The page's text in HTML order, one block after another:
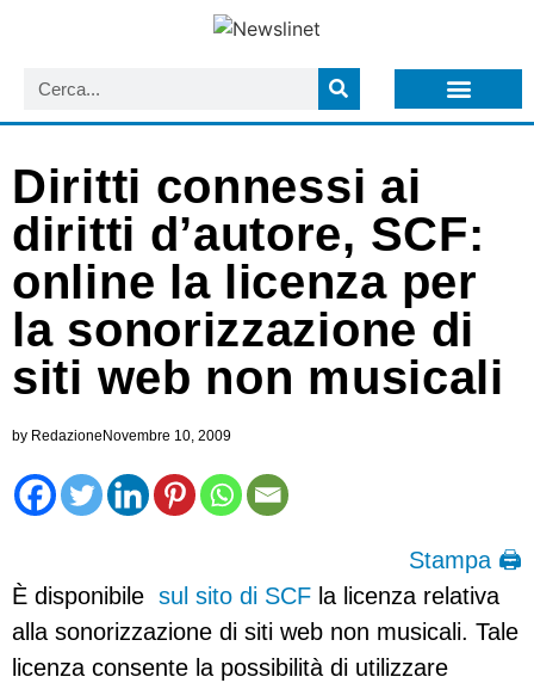
Diritti connessi ai
diritti d’autore, SCF:
online la licenza per
la sonorizzazione di
siti web non musicali
by RedazioneNovembre 10, 2009
Stampa 🖨
È disponibile sul sito di SCF la licenza relativa
alla sonorizzazione di siti web non musicali. Tale
licenza consente la possibilità di utilizzare